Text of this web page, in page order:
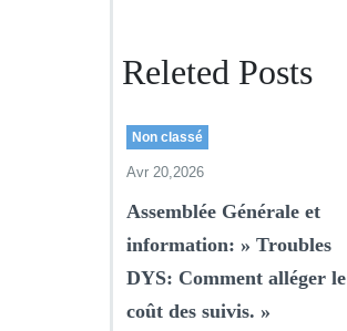
Releted Posts
Non classé
Avr 20,2026
Assemblée Générale et
information: » Troubles
DYS: Comment alléger le
coût des suivis. »